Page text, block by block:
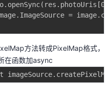
=
方法转成PixelMap格式，
在函数加async